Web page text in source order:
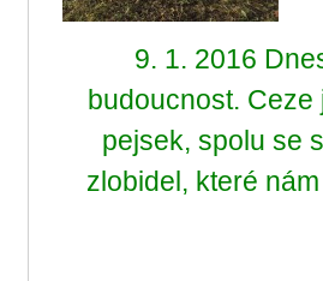
9. 1. 2016
budoucnost.
pejsek, spolu se
zlobidel, které